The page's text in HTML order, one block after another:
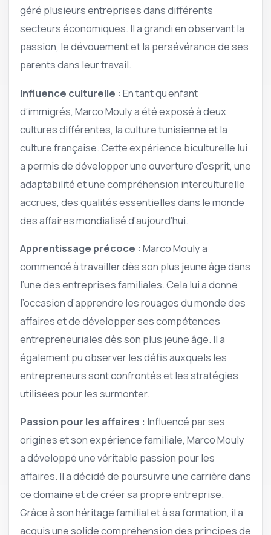
géré plusieurs entreprises dans différents
secteurs économiques. Il a grandi en observant la
passion, le dévouement et la persévérance de ses
parents dans leur travail.
Influence culturelle : En tant qu’enfant
d’immigrés, Marco Mouly a été exposé à deux
cultures différentes, la culture tunisienne et la
culture française. Cette expérience biculturelle lui
a permis de développer une ouverture d’esprit, une
adaptabilité et une compréhension interculturelle
accrues, des qualités essentielles dans le monde
des affaires mondialisé d’aujourd’hui.
Apprentissage précoce : Marco Mouly a
commencé à travailler dès son plus jeune âge dans
l’une des entreprises familiales. Cela lui a donné
l’occasion d’apprendre les rouages du monde des
affaires et de développer ses compétences
entrepreneuriales dès son plus jeune âge. Il a
également pu observer les défis auxquels les
entrepreneurs sont confrontés et les stratégies
utilisées pour les surmonter.
Passion pour les affaires : Influencé par ses
origines et son expérience familiale, Marco Mouly
a développé une véritable passion pour les
affaires. Il a décidé de poursuivre une carrière dans
ce domaine et de créer sa propre entreprise.
Grâce à son héritage familial et à sa formation, il a
acquis une solide compréhension des principes de